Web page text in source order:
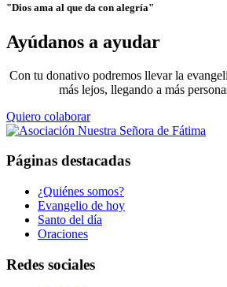
"Dios ama al que da con alegría"
Ayúdanos a ayudar
Con tu donativo podremos llevar la
más lejos, llegando a más
Quiero colaborar
Páginas destacadas
¿Quiénes somos?
Evangelio de hoy
Santo del día
Oraciones
Redes sociales